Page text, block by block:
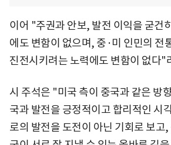
이어 "주권과 안보, 발전 이익을 굳건
에도 변함이 없으며, 중·미 인민의 전
진전시키려는 노력에도 변함이 없다"
시 주석은 "미국 측이 중국과 같은 방
국과 발전을 긍정적이고 합리적인 시
로의 발전을 도전이 아닌 기회로 보고